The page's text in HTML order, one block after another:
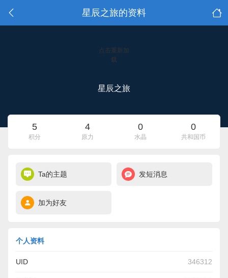
星辰之旅的资料
点击重新加
载
星辰之旅
5
积分
4
原力
0
水晶
0
共和国币
Ta的主题 发短消息
加为好友
个人资料
UID 346312